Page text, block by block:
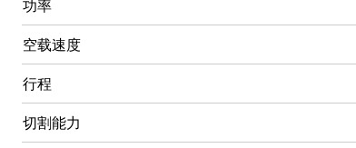
功率
空载速度
行程
切割能力